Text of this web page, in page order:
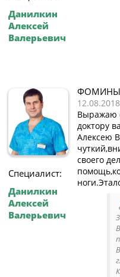
Данилкин
Алексей
Валерьевич
Специалист:
Данилкин
Алексей
Валерьевич
12.08.2018
Выражаю
доктору
Алексею
своего